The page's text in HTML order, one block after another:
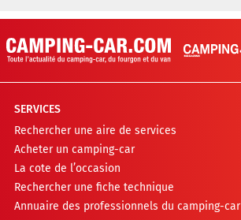
SERVICES
Rechercher une aire de services
Acheter un camping-car
La cote de l’occasion
Rechercher une fiche technique
Annuaire des professionnels du camping-car